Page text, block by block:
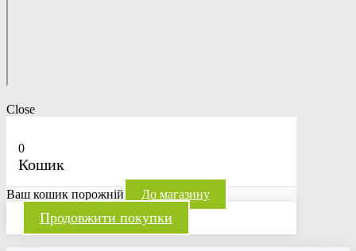
Close
0
Кошик
Ваш кошик порожній До магазину
Продовжити покупки